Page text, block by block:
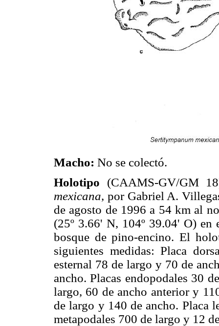
Macho: No se colectó.
Holotipo (CAAMS-GV/GM
mexicana, por Gabriel A.
de agosto de 1996 a 54 km al
(25º 3.66' N, 104º 39.04' O)
bosque de pino-encino. El
siguientes medidas: Placa
esternal 78 de largo y 70 de
ancho. Placas endopodales 30
largo, 60 de ancho anterior y
de largo y 140 de ancho. Placa
metapodales 700 de largo y 12